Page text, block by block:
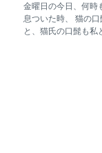
安易に付けました。
から、クロって名前
金曜日の今日、何時
息ついた時、 猫の
と、猫氏の口髭も私